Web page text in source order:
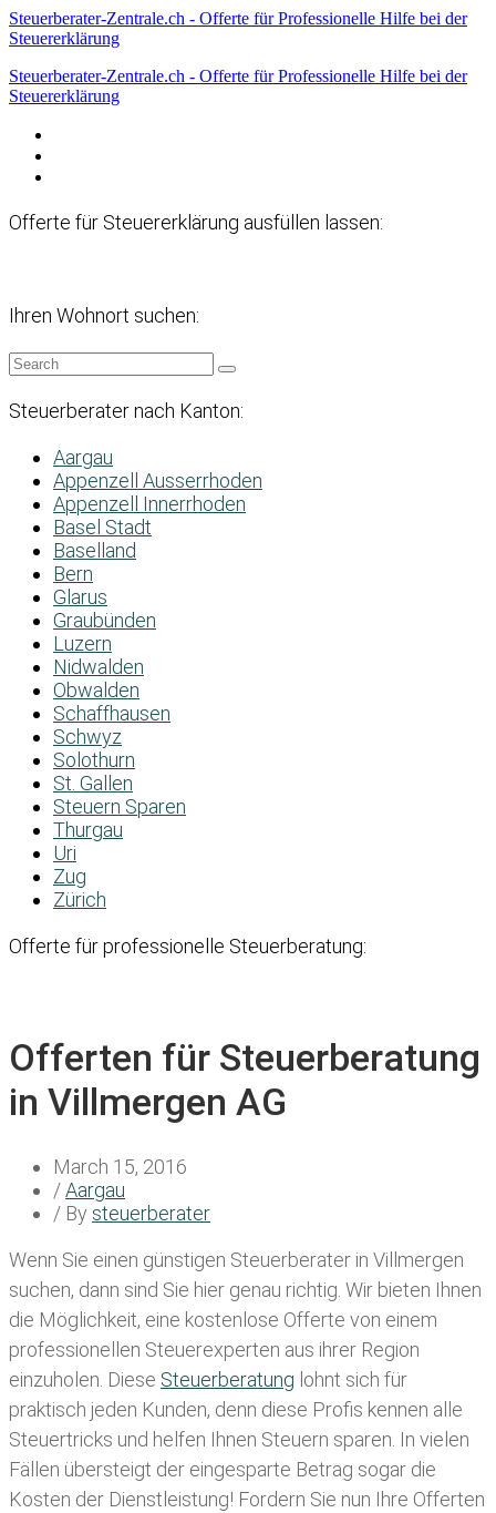
Steuerberater-Zentrale.ch - Offerte für Professionelle Hilfe bei der
Steuererklärung
Steuerberater-Zentrale.ch - Offerte für Professionelle Hilfe bei der
Steuererklärung
Offerte für Steuererklärung ausfüllen lassen:
Ihren Wohnort suchen:
Steuerberater nach Kanton:
Aargau
Appenzell Ausserrhoden
Appenzell Innerrhoden
Basel Stadt
Baselland
Bern
Glarus
Graubünden
Luzern
Nidwalden
Obwalden
Schaffhausen
Schwyz
Solothurn
St. Gallen
Steuern Sparen
Thurgau
Uri
Zug
Zürich
Offerte für professionelle Steuerberatung:
Offerten für Steuerberatung
in Villmergen AG
March 15, 2016
/Aargau
/ By steuerberater
Wenn Sie einen günstigen Steuerberater in Villmergen
suchen, dann sind Sie hier genau richtig. Wir bieten Ihnen
die Möglichkeit, eine kostenlose Offerte von einem
professionellen Steuerexperten aus ihrer Region
einzuholen. Diese Steuerberatung lohnt sich für
praktisch jeden Kunden, denn diese Profis kennen alle
Steuertricks und helfen Ihnen Steuern sparen. In vielen
Fällen übersteigt der eingesparte Betrag sogar die
Kosten der Dienstleistung! Fordern Sie nun Ihre Offerten